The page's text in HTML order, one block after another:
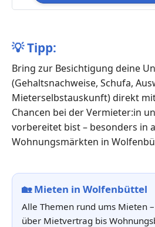
💡Tipp:
Bring zur Besichtigung deine
(Gehaltsnachweise, Schufa,
Mieterselbstauskunft) direkt
Chancen bei der Vermieter:in
vorbereitet bist – besonders in
Wohnungsmärkten in
🏡Mieten in Wolfenbüttel
Alle Themen rund ums Mieten
über Mietvertrag bis